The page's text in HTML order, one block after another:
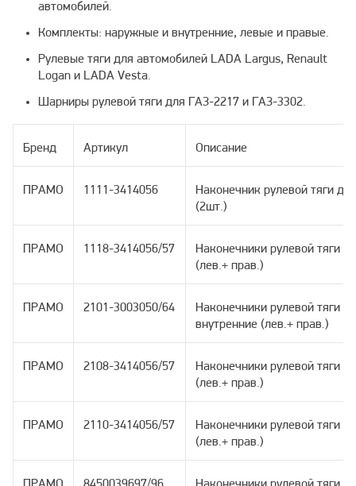
автомобилей.
Комплекты: наружные и внутренние, левые и правые.
Рулевые тяги для автомобилей LADA Largus, Renault
Logan и LADA Vesta.
Шарниры рулевой тяги для ГАЗ-2217 и ГАЗ-3302.
Бренд Артикул Описание
ПРАМО 1111-3414056
Наконечник рулевой тяги
(2шт.)
ПРАМО 1118-3414056/57
Наконечники рулевой тяги
(лев.+ прав.)
ПРАМО 2101-3003050/64
Наконечники рулевой тяги
внутренние (лев.+ прав.)
ПРАМО 2108-3414056/57
Наконечники рулевой тяги
(лев.+ прав.)
ПРАМО 2110-3414056/57
Наконечники рулевой тяги
(лев.+ прав.)